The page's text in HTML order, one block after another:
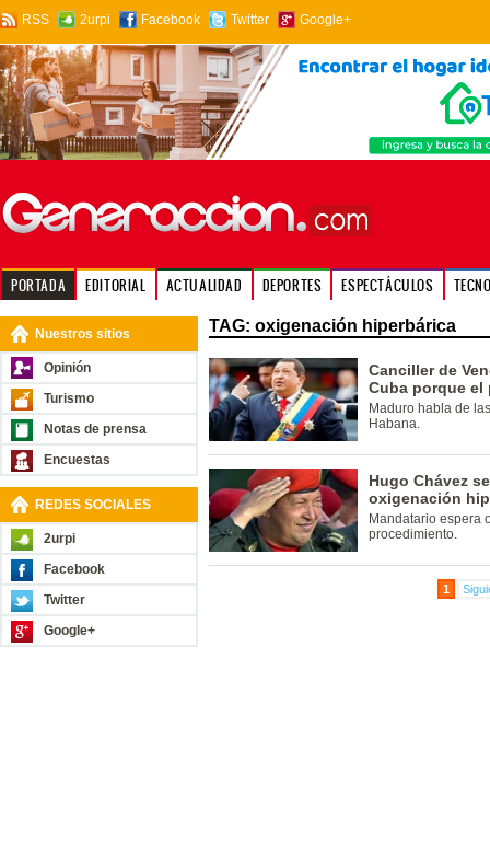
RSS 2urpi Facebook Twitter Google+
PORTADA EDITORIAL ACTUALIDAD DEPORTES ESPECTÁCULOS
Nuestros sitios
Opinión
Turismo
Notas de prensa
Encuestas
REDES SOCIALES
2urpi
Facebook
Twitter
Google+
TAG: oxigenación hiperbárica
Canciller de
Cuba porque el
Maduro habla de
Habana.
Hugo Chávez
oxigenación
Mandatario espera
procedimiento.
1